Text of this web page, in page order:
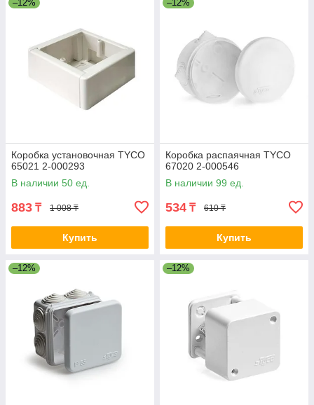
–12%
Коробка установочная ТYCO
65021 2-000293
В наличии 50 ед.
883 ₸ 1 008 ₸
Купить
–12%
Коробка распаячная TYCO
67020 2-000546
В наличии 99 ед.
534 ₸ 610 ₸
Купить
–12% –12%